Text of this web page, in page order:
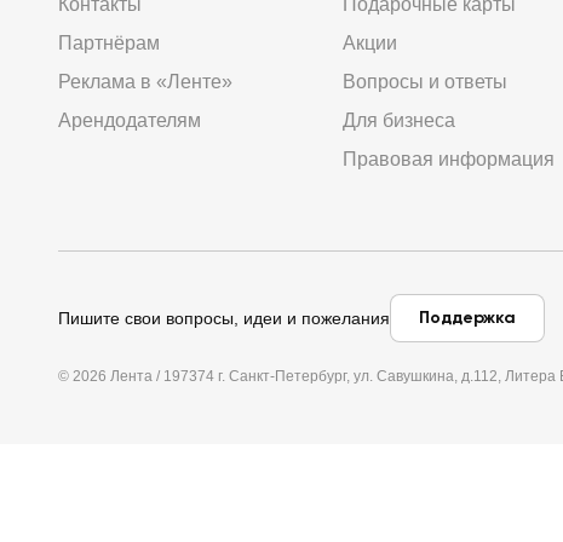
Контакты
Партнёрам
Реклама в «Ленте»
Арендодателям
Подарочные карты
Акции
Вопросы и ответы
Для бизнеса
Правовая информация
Пишите свои вопросы, идеи и пожелания Поддержка
© 2026 Лента / 197374 г. Санкт-Петербург, ул. Савушкина, д.112,